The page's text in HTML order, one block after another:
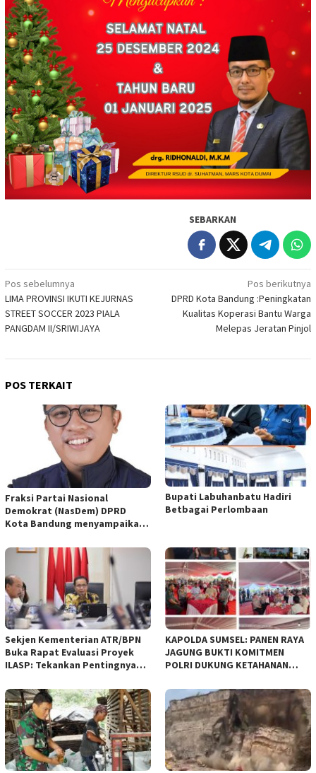
SEBARKAN
Navigasi
pos
Pos sebelumnya
LIMA PROVINSI IKUTI KEJURNAS
STREET SOCCER 2023 PIALA
PANGDAM II/SRIWIJAYA
Pos berikutnya
DPRD Kota Bandung :Peningkatan
Kualitas Koperasi Bantu Warga
Melepas Jeratan Pinjol
POS TERKAIT
Fraksi Partai Nasional
Demokrat (NasDem) DPRD
Kota Bandung menyampaikan
empat Rancangan Peraturan
Daerah (Raperda) yang
diajukan Pemerintah Kota
Bandung
Bupati Labuhanbatu Hadiri
Betbagai Perlombaan
Sekjen Kementerian ATR/BPN
Buka Rapat Evaluasi Proyek
ILASP: Tekankan Pentingnya
Anggaran
KAPOLDA SUMSEL: PANEN RAYA
JAGUNG BUKTI KOMITMEN
POLRI DUKUNG KETAHANAN